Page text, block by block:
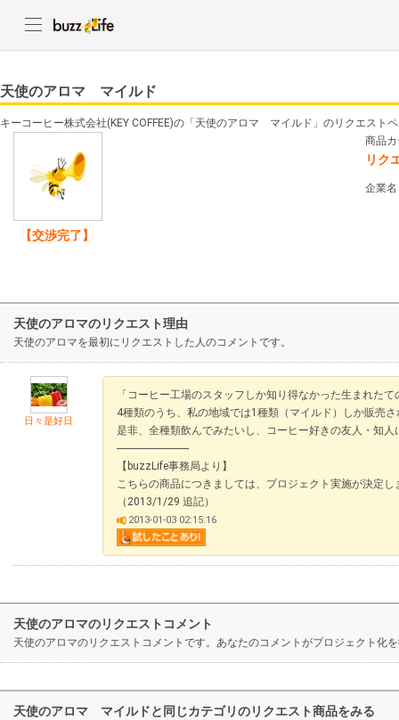
天使のアロマ マイルド
キーコーヒー株式会社(KEY COFFEE)の「天使のアロマ マイルド」のリクエスト
【交渉完了】
商品
リク
企業
天使のアロマのリクエスト理由
天使のアロマを最初にリクエストした人のコメントです。
日々是好日
「コーヒー工場のスタッフしか知り得なかった生まれた
4種類のうち、私の地域では1種類（マイルド）しか販売
是非、全種類飲んでみたいし、コーヒー好きの友人・知
---------------------------
【buzzLife事務局より】
こちらの商品につきましては、プロジェクト実施が決定
（2013/1/29 追記）
2013-01-03 02:15:16
天使のアロマのリクエストコメント
天使のアロマのリクエストコメントです。あなたのコメントがプロジェクト化
天使のアロマ マイルドと同じカテゴリのリクエスト商品をみる